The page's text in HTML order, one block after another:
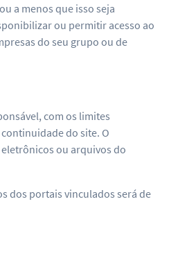
a menos que isso seja
ou permitir acesso ao
do seu grupo ou de
com os limites
do site. O
ou arquivos do
dos portais vinculados será de